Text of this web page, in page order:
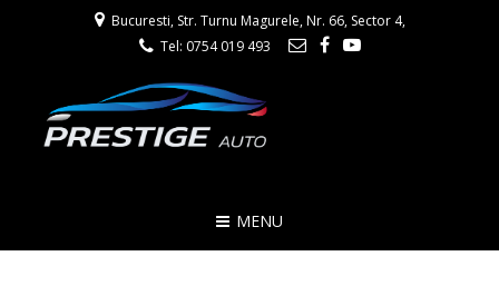
Bucuresti, Str. Turnu Magurele, Nr. 66, Sector 4,
Tel: 0754 019 493
MENU